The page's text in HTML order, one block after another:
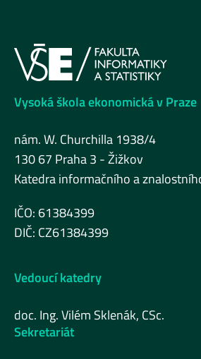
Vysoká škola ekonomická v Praze
nám. W. Churchilla 1938/4
130 67 Praha 3 - Žižkov
Katedra informačního a
IČO: 61384399
DIČ: CZ61384399
Vedoucí katedry
doc. Ing. Vilém Sklenák, CSc.
Sekretariát